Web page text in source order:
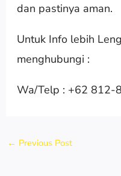
dan pastinya aman.
Untuk Info lebih
menghubungi :
Wa/Telp : +62 812-
← Previous Post